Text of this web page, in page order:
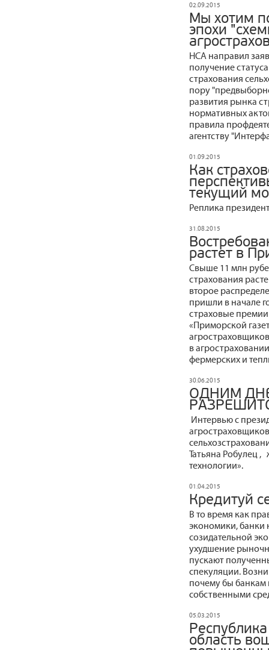
02.09.2015
Мы хотим
эпохи
НСА направил
получение
страхования
пору
развития рынка
нормативных
правила
агентству
01.09.2015
Как
текущий
Реплика
31.08.2015
растет в
Свыше 11 млн
страхования
второе
пришли в начале
страховые
«Приморской
в
фермерских и
30.06.2015
ОДНИМ
Интервью с
Татьяна Робулец
технологии».
01.04.2015
Кредитуй
В то время как
экономики, банки
созидательной
ухудшение
пускают
спекуляции.
почему бы банкам
собственными
05.03.2015
область